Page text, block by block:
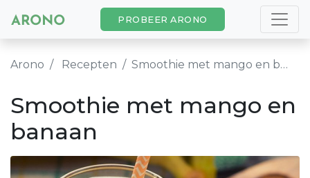
PROBEER ARONO
Arono Recepten Smoothie met mango en banaan
Smoothie met mango en
banaan